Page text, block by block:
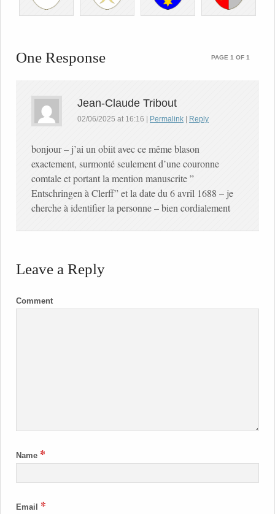
One Response PAGE 1 OF 1
Jean-Claude Tribout
02/06/2025 at 16:16 | Permalink | Reply
bonjour – j’ai un obiit avec ce même blason
exactement, surmonté seulement d’une couronne
comtale et portant la mention manuscrite ”
Entschringen à Clerff” et la date du 6 avril 1688 – je
cherche à identifier la personne – bien cordialement
Leave a Reply
Comment
Name *
Email *